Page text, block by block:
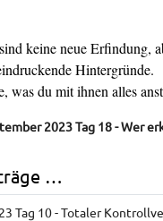
keine neue Erfindung,
Hintergründe.
was du mit ihnen alles
2023 Tag 18 - Wer
…
Tag 10 - Totaler